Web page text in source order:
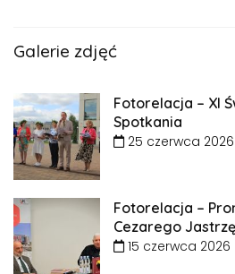
Galerie zdjęć
Fotorelacja – XI
Spotkania
25 czerwca 2026
Fotorelacja –
Cezarego
15 czerwca 2026